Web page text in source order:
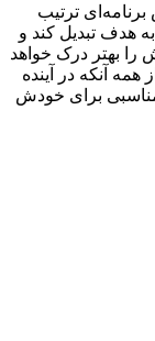
ترتیب
به هدف تبدیل کند و
را بهتر درک خواهد
آنکه در آینده
برای خودش